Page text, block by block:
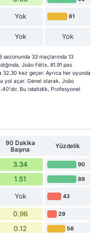
Yok 61
Yok Yok
33 maçlarında 13
João Félix, 81.91 pas
32.30 kez geçer. Ayrıca her oyunda
yol açar. Genel olarak, João
Bu istatistik, Profesyonel
90 Dakika
Başına
Yüzdelik
3.34 90
1.51 89
Yok 43
0.96 29
0.12 56